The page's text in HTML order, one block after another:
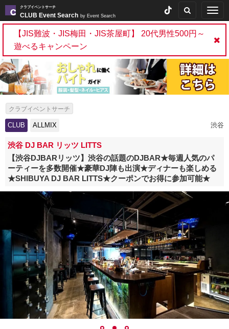
クラブイベントサーチ
CLUB Event Search by Event Search
【JIS難波・JIS梅田・JIS茶屋町】 20代男性500円～
遊べるキャンペーン
クラブイベントサーチ
CLUB ALLMIX 渋谷
渋谷 DJ BAR リッツ LITTS
【渋谷DJBARリッツ】渋谷の話題のDJBAR★毎週人気のパ
ーティーを多数開催★豪華DJ陣も出演★ディナーも楽しめる
★SHIBUYA DJ BAR LITTS★クーポンでお得に参加可能★